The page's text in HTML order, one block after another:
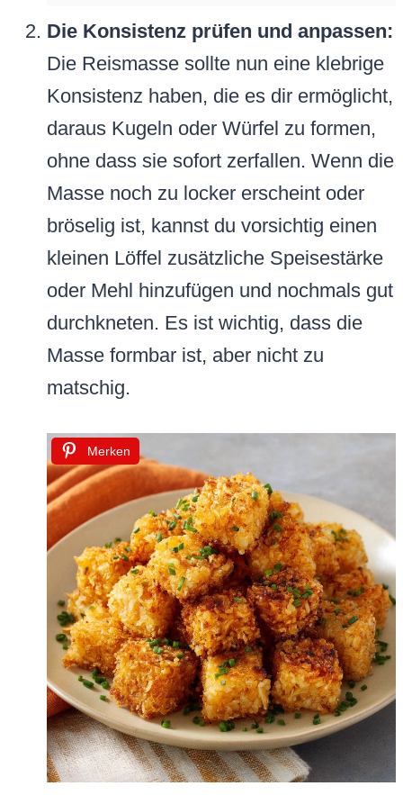
Die Konsistenz prüfen und anpassen:
Die Reismasse sollte nun eine klebrige
Konsistenz haben, die es dir ermöglicht,
daraus Kugeln oder Würfel zu formen,
ohne dass sie sofort zerfallen. Wenn die
Masse noch zu locker erscheint oder
bröselig ist, kannst du vorsichtig einen
kleinen Löffel zusätzliche Speisestärke
oder Mehl hinzufügen und nochmals gut
durchkneten. Es ist wichtig, dass die
Masse formbar ist, aber nicht zu
matschig.
Merken